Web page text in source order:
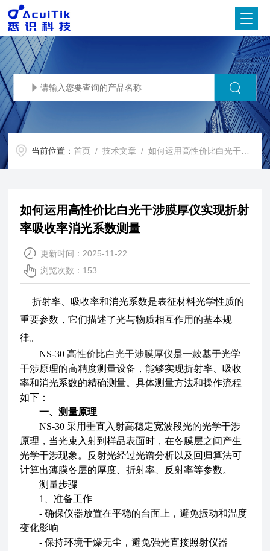
当前位置：首页 /技术文章 / 如何运用高性价比白光干涉膜厚仪实现折射率吸收率消光系数测量
如何运用高性价比白光干涉膜厚仪实现折射
率吸收率消光系数测量
更新时间：2025-11-22
浏览次数：153
折射率、吸收率和消光系数是表征材料光学性质的
重要参数，它们描述了光与物质相互作用的基本规
律。
NS-30高性价比白光干涉膜厚仪是一款基于光学
干涉原理的高精度测量设备，能够实现折射率、吸收
率和消光系数的精确测量。具体测量方法和操作流程
如下：
一、测量原理
NS-30 采用垂直入射高稳定宽波段光的光学干涉
原理，当光束入射到样品表面时，在各膜层之间产生
光学干涉现象。反射光经过光谱分析以及回归算法可
计算出薄膜各层的厚度、折射率、反射率等参数。
测量步骤
1、准备工作
- 确保仪器放置在平稳的台面上，避免振动和温度
变化影响
- 保持环境干燥无尘，避免强光直接照射仪器